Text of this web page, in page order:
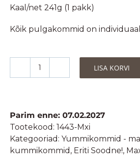
Kaal/net 241g (1 pakk)
Kõik pulgakommid on
Puuviljamaitselised
(12
pakki)
Maxi
kogus
LISA KORVI
Parim enne: 07.02.2027
Tootekood: 1443-Mxi
Kategooriad: Yummikommid -
kummikommid , Eriti Soodne!,